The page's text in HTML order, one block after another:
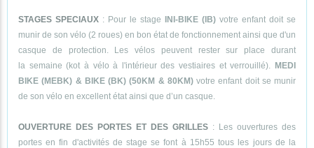
STAGES SPECIAUX : Pour le stage INI-BIKE (IB) votre enfant doit se
munir de son vélo (2 roues) en bon état de fonctionnement ainsi que d'un
casque de protection. Les vélos peuvent rester sur place durant
la semaine (kot à vélo à l'intérieur des vestiaires et verrouillé). MEDI
BIKE (MEBK) & BIKE (BK) (50KM & 80KM) votre enfant doit se munir
de son vélo en excellent état ainsi que d’un casque.
OUVERTURE DES PORTES ET DES GRILLES : Les ouvertures des
portes en fin d'activités de stage se font à 15h55 tous les jours de la